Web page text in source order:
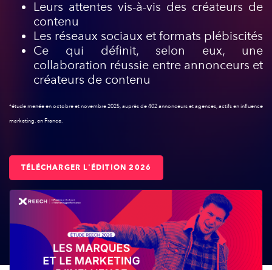
Leurs attentes vis-à-vis des créateurs de
contenu
Les réseaux sociaux et formats plébiscités
Ce qui définit, selon eux, une
collaboration réussie entre annonceurs et
créateurs de contenu
*étude menée en octobre et novembre 2025, auprès de 402 annonceurs et agences, actifs en influence
marketing, en France.
TÉLÉCHARGER L'ÉDITION 2026